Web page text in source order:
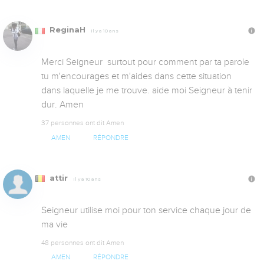
ReginaH Il y a 10 ans
Merci Seigneur  surtout pour comment par ta parole
tu m'encourages et m'aides dans cette situation
dans laquelle je me trouve. aide moi Seigneur à tenir
dur. Amen
37 personnes ont dit Amen
AMEN RÉPONDRE
attir Il y a 10 ans
Seigneur utilise moi pour ton service chaque jour de
ma vie
48 personnes ont dit Amen
AMEN RÉPONDRE